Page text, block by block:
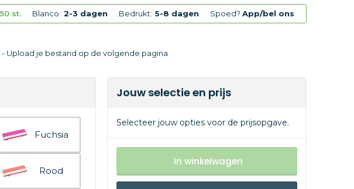
st. Blanco: 2-3 dagen Bedrukt: 5-8 dagen Spoed? App/bel ons
Upload je bestand op de volgende pagina
Fuchsia
Rood
Jouw selectie en prijs
Selecteer jouw opties voor de prijsopgave.
In winkelwagen